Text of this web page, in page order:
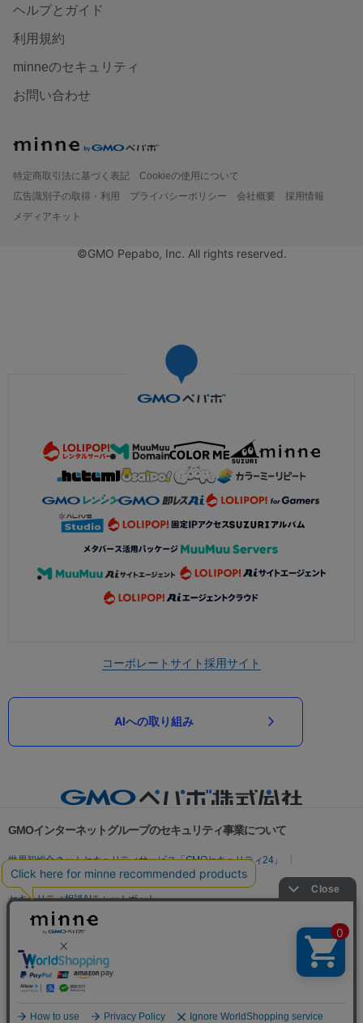
ヘルプとガイド
利用規約
minneのセキュリティ
お問い合わせ
特定商取引法に基づく表記
Cookieの使用について
広告識別子の取得・利用
プライバシーポリシー 会社概要
採用情報
メディアキット
©GMO Pepabo, Inc. All rights reserved.
コーポレートサイト採用サイト
AIへの取り組み
GMOインターネットグループのセキュリティ事業について
世界初総合ネットセキュリティサービス「GMOセキュリティ24」
パスワード漏洩診断
Webサイトリスク診断
セキュリティ相談AIチャットボット
実在証明・盗聴対策
サイバー攻撃対策（GMO Flatt Security）
セキュリティ事業の軌跡